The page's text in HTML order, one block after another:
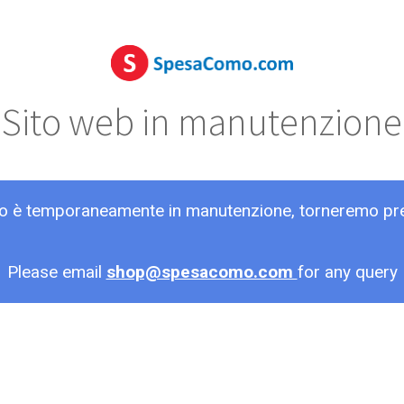
Sito web in manutenzione
è temporaneamente in manutenzione, torneremo
Please email shop@spesacomo.com for any query